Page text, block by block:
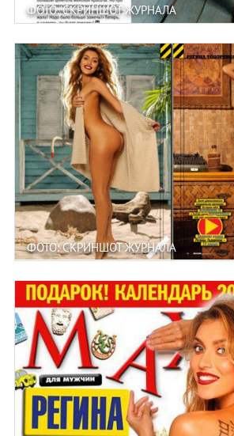
ФОТО: СКРИНШОТ ЖУРНАЛА
ФОТО: СКРИНШОТ ЖУРНАЛА